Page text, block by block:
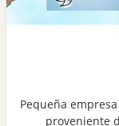
Pequeña
proveniente